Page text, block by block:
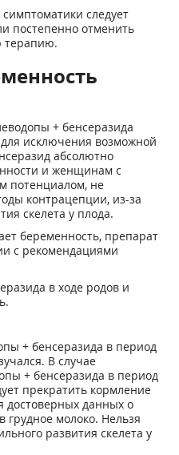
следует
постепенно отменить
терапию.
+ бенсеразида
для исключения возможной
абсолютно
и женщинам с
потенциалом, не
контрацепции, из-за
скелета у плода.
беременность, препарат
с рекомендациями
в ходе родов и
+ бенсеразида в период
В случае
+ бенсеразида в период
прекратить кормление
достоверных данных о
грудное молоко. Нельзя
развития скелета у